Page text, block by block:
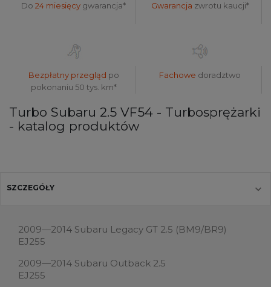
Do24 miesięcy gwarancja* Gwarancja zwrotu kaucji*
Bezpłatny przegląd po
pokonaniu 50 tys. km*
Fachowe doradztwo
Turbo Subaru 2.5 VF54 - Turbosprężarki
- katalog produktów
SZCZEGÓŁY
2009—2014 Subaru Legacy GT 2.5 (BM9/BR9)
EJ255
2009—2014 Subaru Outback 2.5
EJ255